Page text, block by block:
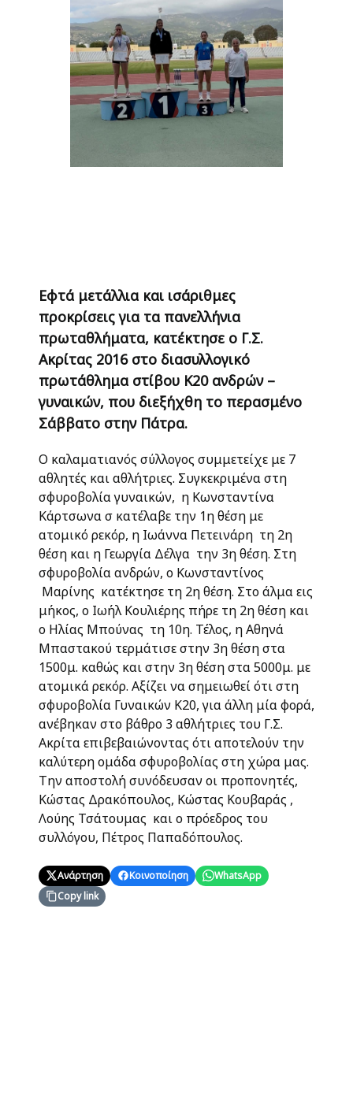
Εφτά μετάλλια και ισάριθμες
προκρίσεις για τα πανελλήνια
πρωταθλήματα, κατέκτησε ο Γ.Σ.
Ακρίτας 2016 στο διασυλλογικό
πρωτάθλημα στίβου Κ20 ανδρών –
γυναικών, που διεξήχθη το περασμένο
Σάββατο στην Πάτρα.
Ο καλαματιανός σύλλογος συμμετείχε με 7
αθλητές και αθλήτριες. Συγκεκριμένα στη
σφυροβολία γυναικών, η Κωνσταντίνα
Κάρτσωνα σ κατέλαβε την 1η θέση με
ατομικό ρεκόρ, η Ιωάννα Πετεινάρη τη 2η
θέση και η Γεωργία Δέλγα την 3η θέση. Στη
σφυροβολία ανδρών, ο Κωνσταντίνος
Μαρίνης κατέκτησε τη 2η θέση. Στο άλμα εις
μήκος, ο Ιωήλ Κουλιέρης πήρε τη 2η θέση και
ο Ηλίας Μπούνας τη 10η. Τέλος, η Αθηνά
Μπαστακού τερμάτισε στην 3η θέση στα
1500μ. καθώς και στην 3η θέση στα 5000μ. με
ατομικά ρεκόρ. Αξίζει να σημειωθεί ότι στη
σφυροβολία Γυναικών Κ20, για άλλη μία φορά,
ανέβηκαν στο βάθρο 3 αθλήτριες του Γ.Σ.
Ακρίτα επιβεβαιώνοντας ότι αποτελούν την
καλύτερη ομάδα σφυροβολίας στη χώρα μας.
Την αποστολή συνόδευσαν οι προπονητές,
Κώστας Δρακόπουλος, Κώστας Κουβαράς ,
Λούης Τσάτουμας και ο πρόεδρος του
συλλόγου, Πέτρος Παπαδόπουλος.
Ανάρτηση Κοινοποίηση
WhatsApp
Copy link